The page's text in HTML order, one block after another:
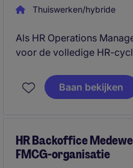
Thuiswerken/hybride
Als HR Operations
voor de volledige HR-
verzuimbegeleiding en
aanspreekpunt voor
Baan bekijken
HR Backoffice
FMCG-organisatie